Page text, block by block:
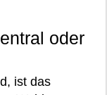
oder
ist das